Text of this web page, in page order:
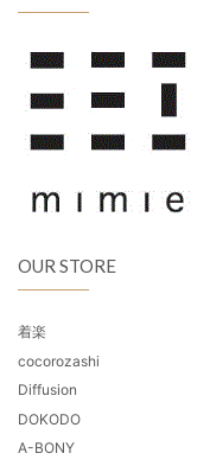
OUR STORE
着楽
cocorozashi
Diffusion
DOKODO
A-BONY